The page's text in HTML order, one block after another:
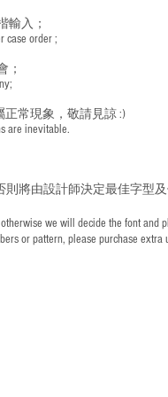
輸入；
case order ;
；
常現象，敬請見諒 :)
are inevitable.
將由設計師決定最佳字型
we will decide the font and
or pattern, please purchase